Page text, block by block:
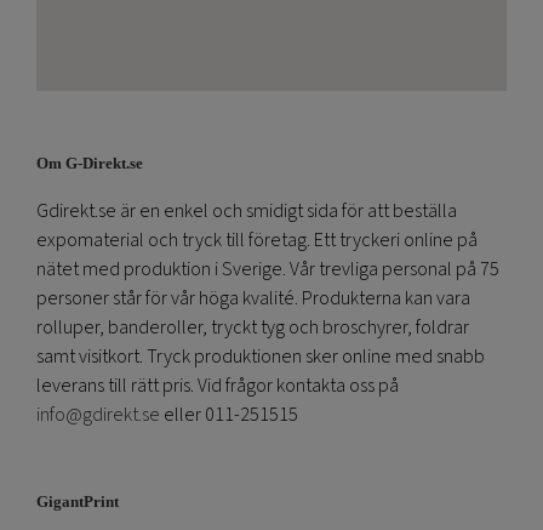
Om G-Direkt.se
Gdirekt.se är en enkel och smidigt sida för att beställa
expomaterial och tryck till företag. Ett tryckeri online på
nätet med produktion i Sverige. Vår trevliga personal på 75
personer står för vår höga kvalité. Produkterna kan vara
rolluper, banderoller, tryckt tyg och broschyrer, foldrar
samt visitkort. Tryck produktionen sker online med snabb
leverans till rätt pris. Vid frågor kontakta oss på
info@gdirekt.se eller 011-251515
GigantPrint